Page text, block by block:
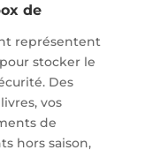
de
représentent
stocker le
Des
vos
de
hors saison,